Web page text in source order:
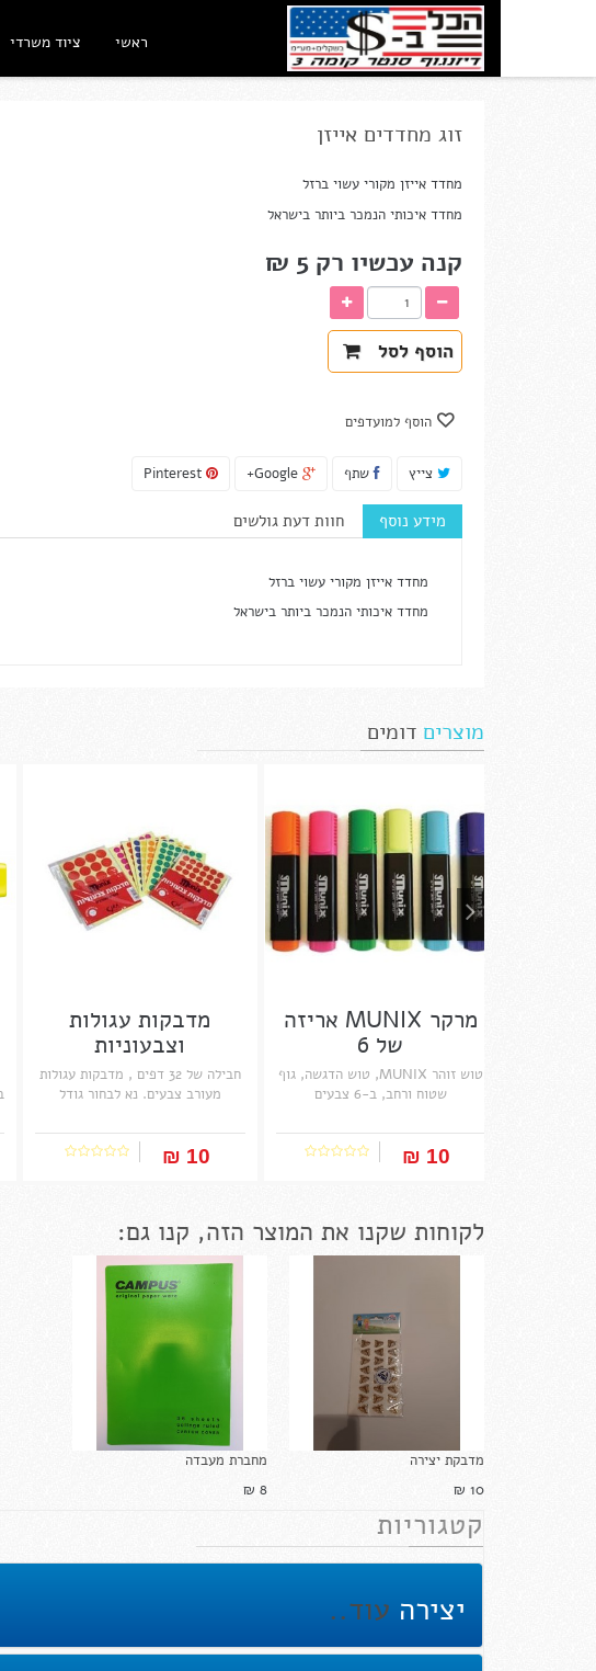
ראשי ציוד משרדי
זוג מחדדים אייזן
מחדד אייזן מקורי עשוי ברזל
מחדד איכותי הנמכר ביותר בישראל
קנה עכשיו רק 5 ₪‎
הוסף לסל
הוסף למועדפים
צייץ שתף Google+
Pinterest
מידע נוסף חוות דעת גולשים
מחדד אייזן מקורי עשוי ברזל
מחדד איכותי הנמכר ביותר בישראל
מוצרים דומים
מרקר MUNIX אריזה
של 6
טוש זוהר MUNIX, טוש הדגשה, גוף
שטוח ורחב, ב-6 צבעים
10 ₪‎
מדבקות עגולות
וצבעוניות
חבילה של 32 דפים , מדבקות עגולות
מעורב צבעים. נא לבחור גודל
10 ₪‎
לקוחות שקנו את המוצר הזה, קנו גם:
מחברת מעבדה
8 ₪‎
מדבקת יצירה
10 ₪‎
קטגוריות
יצירה עוד..